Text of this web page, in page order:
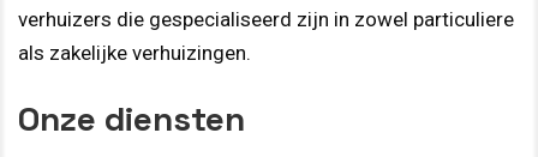
verhuizers die gespecialiseerd zijn in zowel particuliere
als zakelijke verhuizingen.
Onze diensten